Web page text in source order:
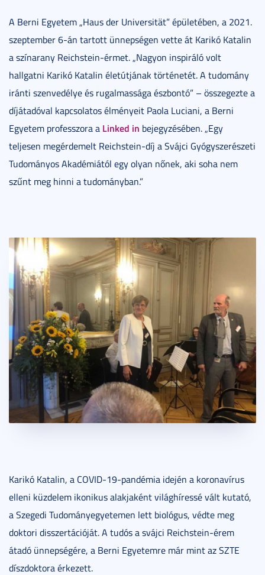
A Berni Egyetem „Haus der Universität” épületében, a 2021.
szeptember 6-án tartott ünnepségen vette át Karikó Katalin
a színarany Reichstein-érmet. „Nagyon inspiráló volt
hallgatni Karikó Katalin életútjának történetét. A tudomány
iránti szenvedélye és rugalmassága észbontó” – összegezte a
díjátadóval kapcsolatos élményeit Paola Luciani, a Berni
Egyetem professzora a Linked in bejegyzésében. „Egy
teljesen megérdemelt Reichstein-díj a Svájci Gyógyszerészeti
Tudományos Akadémiától egy olyan nőnek, aki soha nem
szűnt meg hinni a tudományban.”
Karikó Katalin, a COVID-19-pandémia idején a koronavírus
elleni küzdelem ikonikus alakjaként világhíressé vált kutató,
a Szegedi Tudományegyetemen lett biológus, védte meg
doktori disszertációját. A tudós a svájci Reichstein-érem
átadó ünnepségére, a Berni Egyetemre már mint az SZTE
díszdoktora érkezett.